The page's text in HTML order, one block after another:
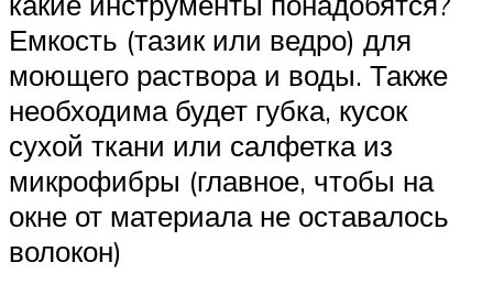
Емкость (тазик или ведро) для
моющего раствора и воды. Также
необходима будет губка, кусок
сухой ткани или салфетка из
микрофибры (главное, чтобы на
окне от материала не оставалось
волокон)